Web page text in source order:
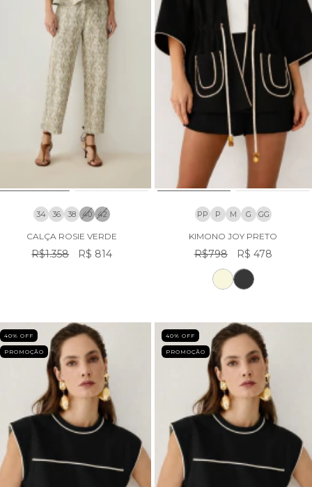
34 36 38 40 42
CALÇA ROSIE VERDE
R$1.358 R$ 814
PP P M G GG
KIMONO JOY PRETO
R$798 R$ 478
40% OFF
PROMOÇÃO
40% OFF
PROMOÇÃO